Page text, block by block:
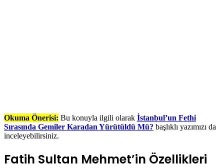
Okuma Önerisi: Bu konuyla ilgili olarak İstanbul’un Fethi
Sırasında Gemiler Karadan Yürütüldü Mü? başlıklı yazımızı da
inceleyebilirsiniz.
Fatih Sultan Mehmet’in Özellikleri